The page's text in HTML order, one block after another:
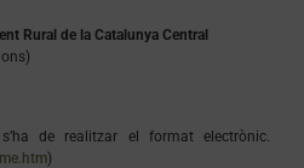
Rural de la Catalunya Central
de realitzar el format electrònic.
)